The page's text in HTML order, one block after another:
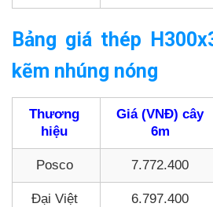
Bảng giá thép
kẽm nhúng nóng
Thương
hiệu
Giá (VNĐ) cây
6m
Posco 7.772.400
Đại Việt 6.797.400